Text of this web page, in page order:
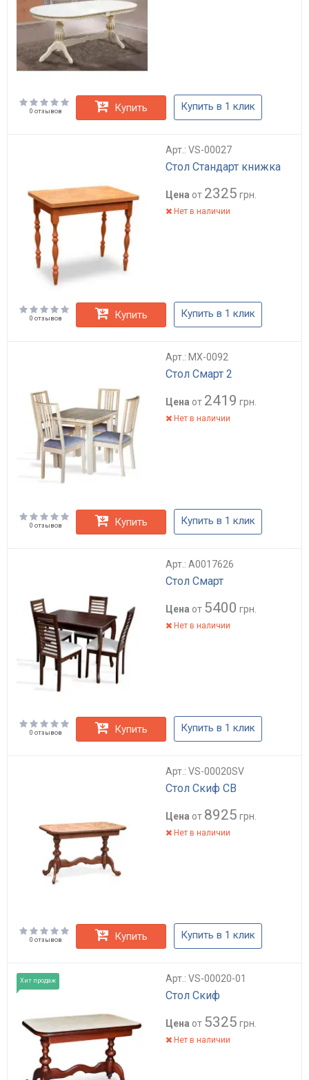
0 отзывов Купить Купить в 1 клик
Арт.: VS-00027
Стол Стандарт книжка
Цена от 2325 грн.
Нет в наличии
0 отзывов Купить Купить в 1 клик
Арт.: MX-0092
Стол Смарт 2
Цена от 2419 грн.
Нет в наличии
0 отзывов Купить Купить в 1 клик
Арт.: А0017626
Стол Смарт
Цена от 5400 грн.
Нет в наличии
0 отзывов Купить Купить в 1 клик
Арт.: VS-00020SV
Стол Скиф СВ
Цена от 8925 грн.
Нет в наличии
0 отзывов Купить Купить в 1 клик
Хит продаж Арт.: VS-00020-01
Стол Скиф
Цена от 5325 грн.
Нет в наличии